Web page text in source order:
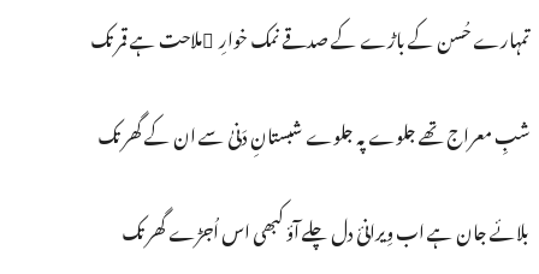
تمہارے حُسن کے باڑے کے صدقے نمک خوارِ َملاحت ہے قمر تک
شبِ معراج تھے جلوے پہ جلوے شبستانِ دَنیٰ سے ان کے گھر تک
بلائے جان ہے اب وِیرانیٔ دل چلے آؤ کبھی اس اُجڑے گھر تک